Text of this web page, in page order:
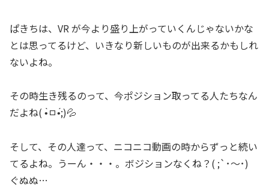
ぱきちは、VR が今より盛り上がっていくんじゃないかな
とは思ってるけど、いきなり新しいものが出来るかもしれ
ないよね。
その時生き残るのって、今ポジション取ってる人たちなん
だよね( •̀ㅁ•́;)💦
そして、その人達って、ニコニコ動画の時からずっと続い
てるよね。うーん・・・。ボジションなくね？( ;`･～･)
ぐぬぬ…